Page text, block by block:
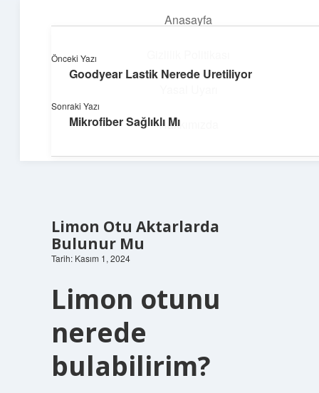
Anasayfa
Hakkımızda
Neşeli Fikir Köşesi
Hayatına neşe katan kısa hikayeler!
Limon Otu Aktarlarda
Bulunur Mu
Tarih: Kasım 1, 2024
Limon otunu
nerede
bulabilirim?
Önceki Yazı
Goodyear Lastik Nerede Uretiliyor
Sonraki Yazı
Mikrofiber Sağlıklı Mı